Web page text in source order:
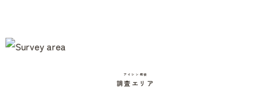
アイシン探偵
調査エリア